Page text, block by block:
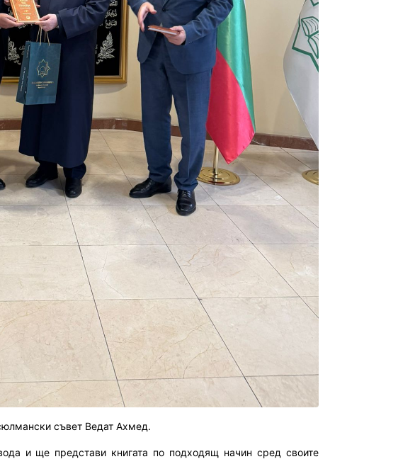
съвет Ведат Ахмед.
и ще представи книгата по подходящ начин сред своите